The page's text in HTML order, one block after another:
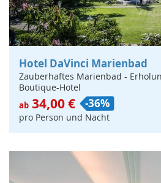
Hotel DaVinci Marienbad
Zauberhaftes Marienbad -
Boutique-Hotel
ab 34,00 € -36%
pro Person und Nacht